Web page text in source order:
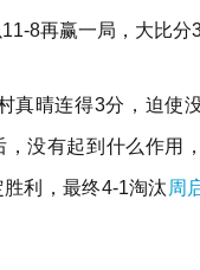
8再赢一局，大比分
真晴连得3分，迫使
，没有起到什么作用
利，最终4-1淘汰周